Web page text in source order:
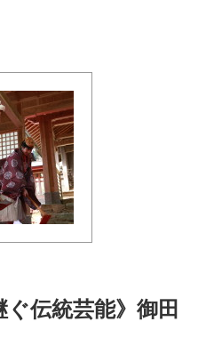
ぐ伝統芸能》御田